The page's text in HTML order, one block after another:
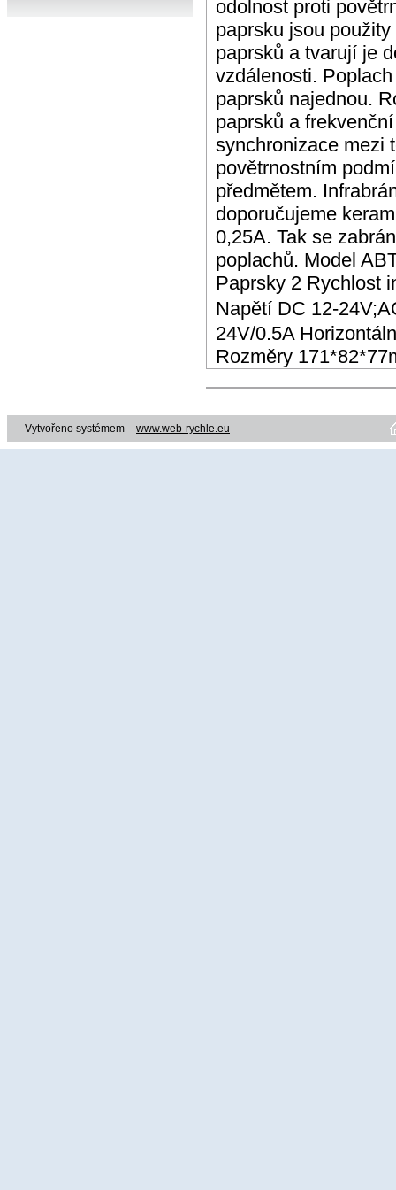
odolnost proti
paprsku jsou
paprsků a tvarují je
vzdálenosti.
paprsků najednou.
paprsků a
synchronizace mezi
povětrnostním
předmětem.
doporučujeme
0,25A. Tak se
poplachů. Model
Paprsky 2 Rychlost
Napětí DC 12-
24V/0.5A
Rozměry
Vytvořeno systémem www.web-rychle.eu